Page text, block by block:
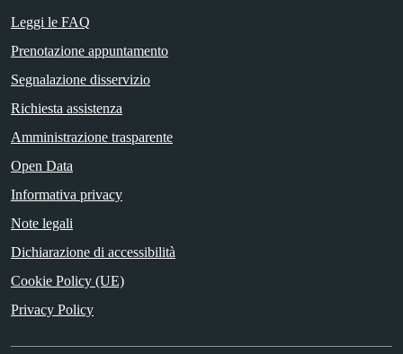
Leggi le FAQ
Prenotazione appuntamento
Segnalazione disservizio
Richiesta assistenza
Amministrazione trasparente
Open Data
Informativa privacy
Note legali
Dichiarazione di accessibilità
Cookie Policy (UE)
Privacy Policy